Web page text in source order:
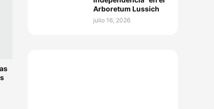
Arboretum Lussich
julio 16, 2026